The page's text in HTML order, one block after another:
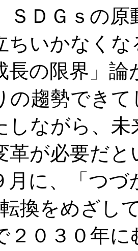
ＳＤＧｓの
ちいかなく
長の限界」
の趨勢でき
しながら、
革が必要だ
月に、「つ
換をめざし
２０３０年